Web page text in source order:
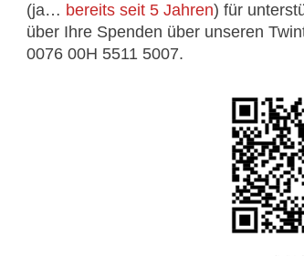
(ja… bereits seit 5 Jahren) für
über Ihre Spenden über unseren
0076 00H 5511 5007.